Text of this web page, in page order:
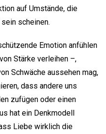
auf Umstände, die
scheinen.
Emotion anfühlen
Stärke verleihen –,
Schwäche aussehen mag,
dass andere uns
zufügen oder einen
hat ein Denkmodell
Liebe wirklich die